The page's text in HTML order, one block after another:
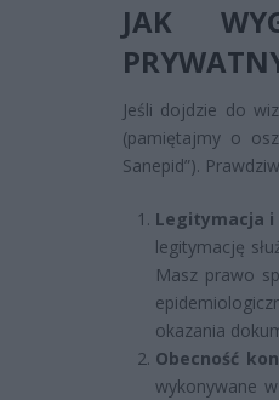
JAK
Jeśli dojdzie do
(pamiętajmy o
Sanepid”).
Legitymacja i
legitymację
Masz prawo
okazania
Obecność
wykonywane